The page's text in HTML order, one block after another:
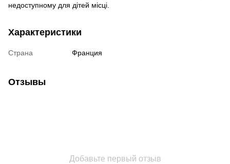
недоступному для дітей місці.
Характеристики
Страна Франция
Отзывы
Добавьте первый отзыв